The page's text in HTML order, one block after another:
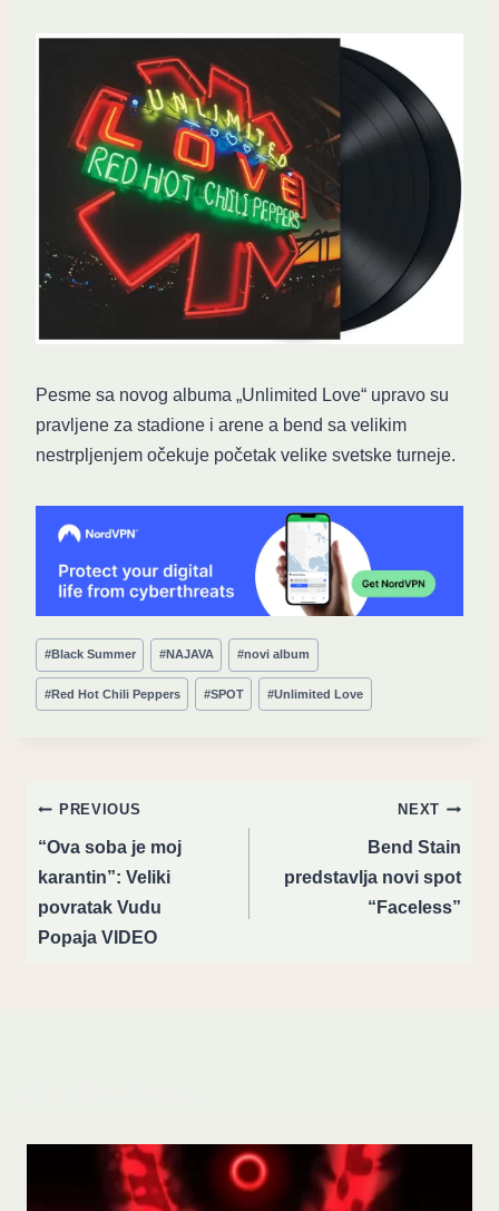
Pesme sa novog albuma „Unlimited Love“ upravo su
pravljene za stadione i arene a bend sa velikim
nestrpljenjem očekuje početak velike svetske turneje.
Post
Tags:
#Black Summer #NAJAVA #novi album
#Red Hot Chili Peppers #SPOT #Unlimited Love
Post
navigation
PREVIOUS
“Ova soba je moj
karantin”: Veliki
povratak Vudu
Popaja VIDEO
NEXT
Bend Stain
predstavlja novi spot
“Faceless”